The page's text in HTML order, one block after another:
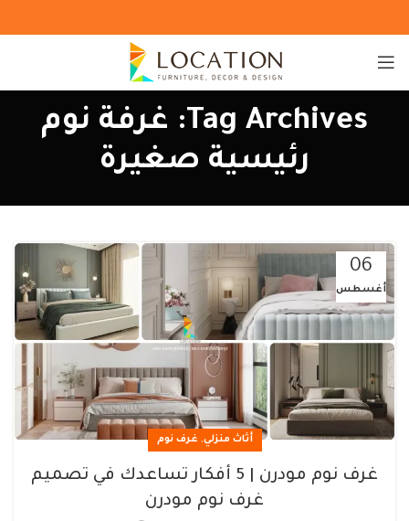
Tag Archives: غرفة نوم
رئيسية صغيرة
06
أغسطس
أثاث منزلي, غرف نوم
غرف نوم مودرن | 5 أفكار تساعدك في تصميم
غرف نوم مودرن